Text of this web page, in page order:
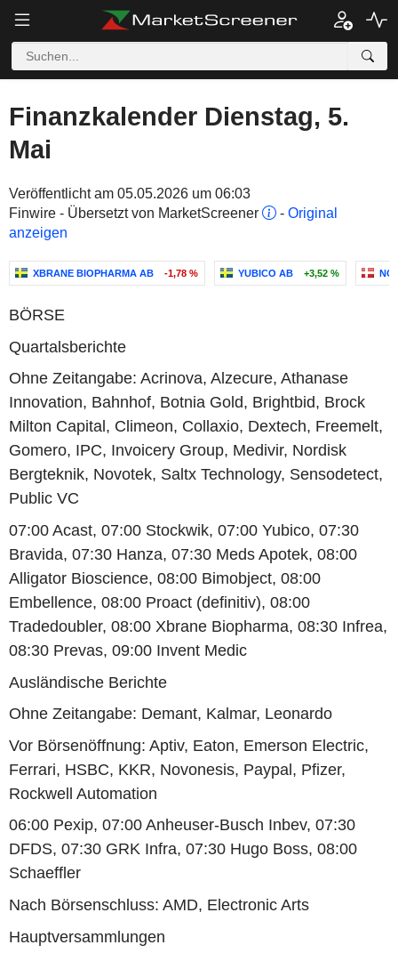
Finanzkalender Dienstag, 5.
Mai
Veröffentlicht am 05.05.2026 um 06:03
Finwire - Übersetzt von MarketScreener
- Original
anzeigen
XBRANE BIOPHARMA AB -1,78 % YUBICO AB +3,52 %
BÖRSE
Quartalsberichte
Ohne Zeitangabe: Acrinova, Alzecure, Athanase
Innovation, Bahnhof, Botnia Gold, Brightbid, Brock
Milton Capital, Climeon, Collaxio, Dextech, Freemelt,
Gomero, IPC, Invoicery Group, Medivir, Nordisk
Bergteknik, Novotek, Saltx Technology, Sensodetect,
Public VC
07:00 Acast, 07:00 Stockwik, 07:00 Yubico, 07:30
Bravida, 07:30 Hanza, 07:30 Meds Apotek, 08:00
Alligator Bioscience, 08:00 Bimobject, 08:00
Embellence, 08:00 Proact (definitiv), 08:00
Tradedoubler, 08:00 Xbrane Biopharma, 08:30 Infrea,
08:30 Prevas, 09:00 Invent Medic
Ausländische Berichte
Ohne Zeitangabe: Demant, Kalmar, Leonardo
Vor Börsenöffnung: Aptiv, Eaton, Emerson Electric,
Ferrari, HSBC, KKR, Novonesis, Paypal, Pfizer,
Rockwell Automation
06:00 Pexip, 07:00 Anheuser-Busch Inbev, 07:30
DFDS, 07:30 GRK Infra, 07:30 Hugo Boss, 08:00
Schaeffler
Nach Börsenschluss: AMD, Electronic Arts
Hauptversammlungen